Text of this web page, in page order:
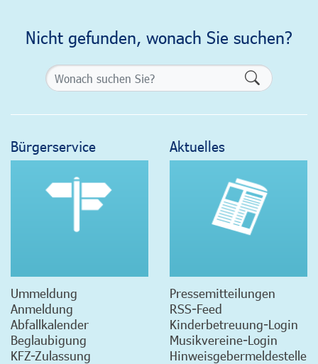
Nicht gefunden, wonach Sie suchen?
Bürgerservice
Ummeldung
Anmeldung
Abfallkalender
Beglaubigung
KFZ-Zulassung
Aktuelles
Pressemitteilungen
RSS-Feed
Kinderbetreuung-Login
Musikvereine-Login
Hinweisgebermeldestelle